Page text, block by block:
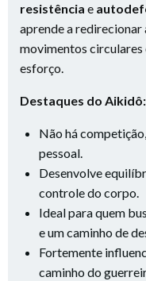
resistência e
aprende a
movimentos circulares
esforço.
Destaques do Aikidô:
Não há
pessoal.
Desenvolve
controle do corpo.
Ideal para quem
e um caminho de
Fortemente
caminho do